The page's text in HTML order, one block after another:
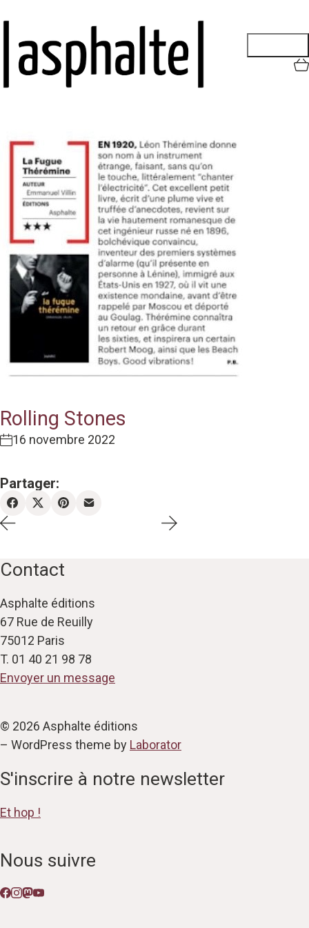
Rolling Stones
16 novembre 2022
Partager:
Contact
Asphalte éditions
67 Rue de Reuilly
75012 Paris
T. 01 40 21 98 78
Envoyer un message
© 2026 Asphalte éditions
– WordPress theme by Laborator
S'inscrire à notre newsletter
Et hop !
Nous suivre